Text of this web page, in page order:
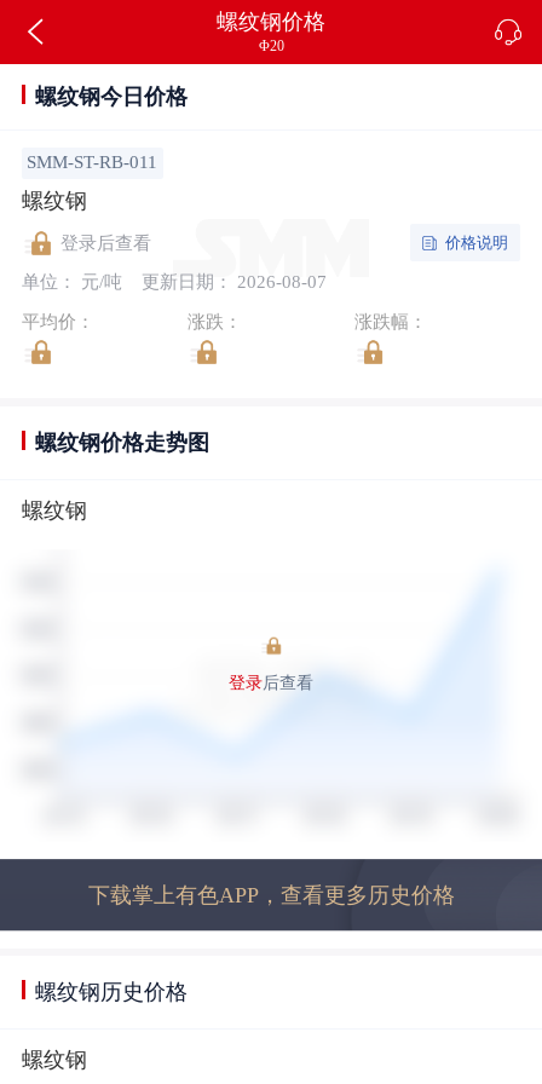
螺纹钢价格
Φ20
螺纹钢今日价格
SMM-ST-RB-011
螺纹钢
登录后查看
单位： 元/吨
更新日期： 2026-08-07
价格说明
平均价： 涨跌： 涨跌幅：
螺纹钢价格走势图
螺纹钢
登录后查看
下载掌上有色APP，查看更多历史价格
螺纹钢历史价格
螺纹钢